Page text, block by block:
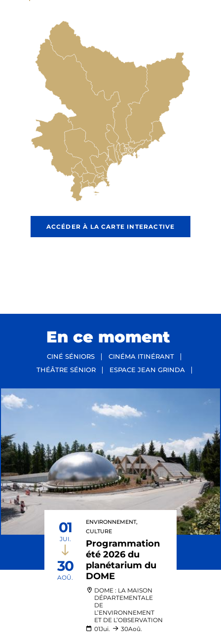
ACCÉDER À LA CARTE INTERACTIVE
En ce moment
CINÉ SÉNIORS
CINÉMA ITINÉRANT
THÉÂTRE SÉNIOR
ESPACE JEAN GRINDA
ENVIRONNEMENT,
CULTURE
Programmation
été 2026 du
planétarium du
DOME
DOME : LA MAISON
DÉPARTEMENTALE
DE
L’ENVIRONNEMENT
ET DE L’OBSERVATION
01Jui. 30Aoû.
01
JUI.
30
AOÛ.